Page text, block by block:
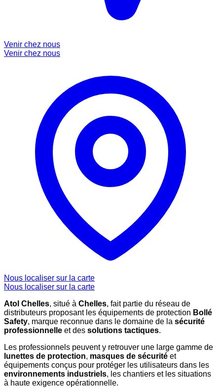
Venir chez nous
Venir chez nous
Nous localiser sur la carte
Nous localiser sur la carte
Atol Chelles, situé à Chelles, fait partie du réseau de
distributeurs proposant les équipements de protection Bollé
Safety, marque reconnue dans le domaine de la sécurité
professionnelle et des solutions tactiques.
Les professionnels peuvent y retrouver une large gamme de
lunettes de protection, masques de sécurité et
équipements conçus pour protéger les utilisateurs dans les
environnements industriels, les chantiers et les situations
à haute exigence opérationnelle.